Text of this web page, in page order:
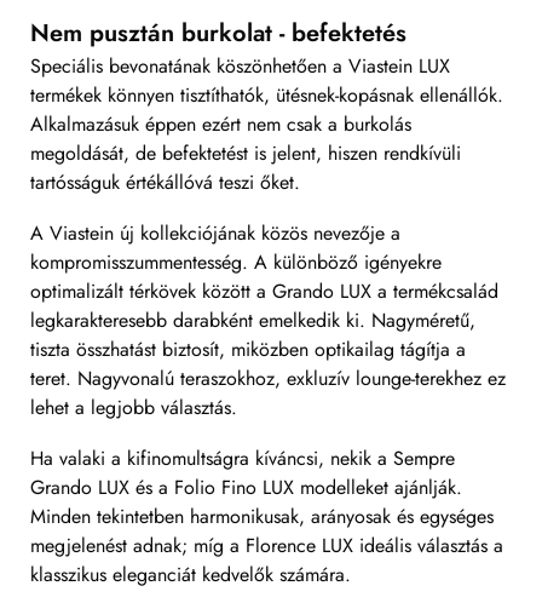
Nem pusztán burkolat - befektetés
Speciális bevonatának köszönhetően a Viastein LUX
termékek könnyen tisztíthatók, ütésnek-kopásnak ellenállók.
Alkalmazásuk éppen ezért nem csak a burkolás
megoldását, de befektetést is jelent, hiszen rendkívüli
tartósságuk értékállóvá teszi őket.
A Viastein új kollekciójának közös nevezője a
kompromisszummentesség. A különböző igényekre
optimalizált térkövek között a Grando LUX a termékcsalád
legkarakteresebb darabként emelkedik ki. Nagyméretű,
tiszta összhatást biztosít, miközben optikailag tágítja a
teret. Nagyvonalú teraszokhoz, exkluzív lounge-terekhez ez
lehet a legjobb választás.
Ha valaki a kifinomultságra kíváncsi, nekik a Sempre
Grando LUX és a Folio Fino LUX modelleket ajánlják.
Minden tekintetben harmonikusak, arányosak és egységes
megjelenést adnak; míg a Florence LUX ideális választás a
klasszikus eleganciát kedvelők számára.